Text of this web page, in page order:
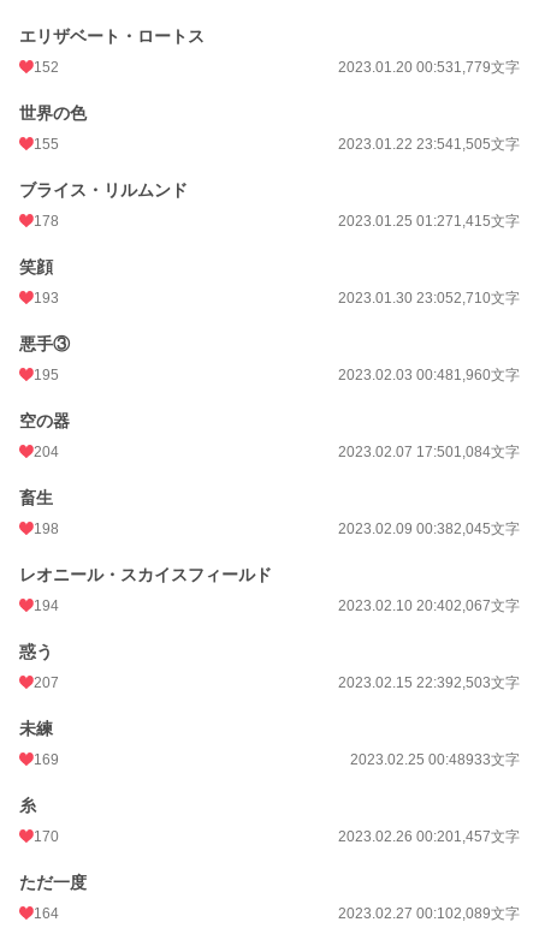
エリザベート・ロートス
152 2023.01.20 00:531,779文字
世界の色
155 2023.01.22 23:541,505文字
ブライス・リルムンド
178 2023.01.25 01:271,415文字
笑顔
193 2023.01.30 23:052,710文字
悪手③
195 2023.02.03 00:481,960文字
空の器
204 2023.02.07 17:501,084文字
畜生
198 2023.02.09 00:382,045文字
レオニール・スカイスフィールド
194 2023.02.10 20:402,067文字
惑う
207 2023.02.15 22:392,503文字
未練
169 2023.02.25 00:48933文字
糸
170 2023.02.26 00:201,457文字
ただ一度
164 2023.02.27 00:102,089文字